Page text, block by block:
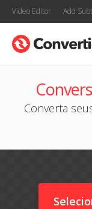
Video Editor Add
Converta